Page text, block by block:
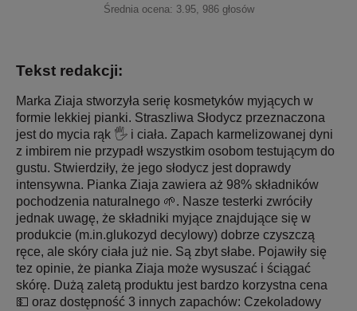
Średnia ocena: 3.95, 986głosów
Tekst redakcji:
Marka Ziaja stworzyła serię kosmetyków myjących w
formie lekkiej pianki. Straszliwa Słodycz przeznaczona
jest do mycia rąk 🖐 i ciała. Zapach karmelizowanej dyni
z imbirem nie przypadł wszystkim osobom testującym do
gustu. Stwierdziły, że jego słodycz jest doprawdy
intensywna. Pianka Ziaja zawiera aż 98% składników
pochodzenia naturalnego 🌱. Nasze testerki zwróciły
jednak uwagę, że składniki myjące znajdujące się w
produkcie (m.in.glukozyd decylowy) dobrze czyszczą
ręce, ale skóry ciała już nie. Są zbyt słabe. Pojawiły się
tez opinie, że pianka Ziaja może wysuszać i ściągać
skórę. Dużą zaletą produktu jest bardzo korzystna cena
💵 oraz dostępność 3 innych zapachów: Czekoladowy